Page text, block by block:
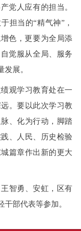
党人应有的担当。
担当的“精气神”，
色，更要为全局添
觉服从全局、服务
展。
观学习教育处在一
。要以此次学习教
、化为行动，脚踏
、人民、历史检验
篇章作出新的更大
智勇、安虹，区有
部代表等参加。